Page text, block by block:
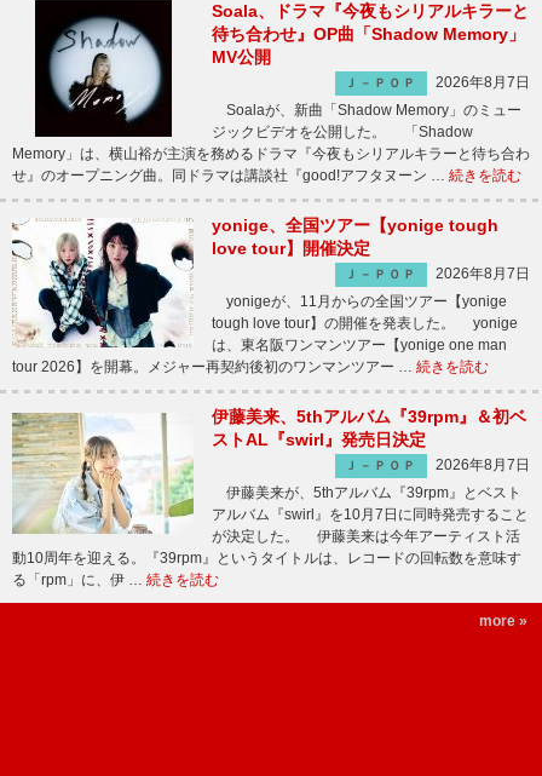
Soala、ドラマ『今夜もシリアルキラーと
待ち合わせ』OP曲「Shadow Memory」
MV公開
Ｊ－ＰＯＰ
2026年8月7日
Soalaが、新曲「Shadow Memory」のミュー
ジックビデオを公開した。 「Shadow
Memory」は、横山裕が主演を務めるドラマ『今夜もシリアルキラーと待ち合わ
せ』のオープニング曲。同ドラマは講談社『good!アフタヌーン … 続きを読む
yonige、全国ツアー【yonige tough
love tour】開催決定
Ｊ－ＰＯＰ
2026年8月7日
yonigeが、11月からの全国ツアー【yonige
tough love tour】の開催を発表した。 yonige
は、東名阪ワンマンツアー【yonige one man
tour 2026】を開幕。メジャー再契約後初のワンマンツアー … 続きを読む
伊藤美来、5thアルバム『39rpm』＆初ベ
ストAL『swirl』発売日決定
Ｊ－ＰＯＰ
2026年8月7日
伊藤美来が、5thアルバム『39rpm』とベスト
アルバム『swirl』を10月7日に同時発売すること
が決定した。 伊藤美来は今年アーティスト活
動10周年を迎える。『39rpm』というタイトルは、レコードの回転数を意味す
る「rpm」に、伊 … 続きを読む
more »